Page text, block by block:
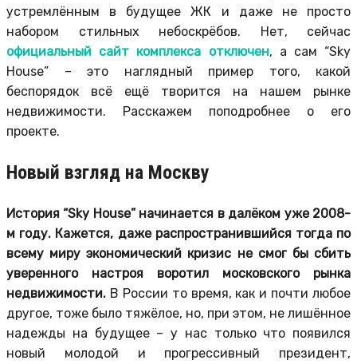
устремлённым в будущее ЖК и даже не просто
набором стильных небоскрёбов. Нет, сейчас
официальный сайт комплекса отключен, а сам “Sky
House” – это наглядный пример того, какой
беспорядок всё ещё творится на нашем рынке
недвижимости. Расскажем поподробнее о его
проекте.
Новый взгляд на Москву
История “Sky House” начинается в далёком уже 2008-
м году. Кажется, даже распространившийся тогда по
всему миру экономический кризис не смог бы сбить
уверенного настроя воротил московского рынка
недвижимости. В России то время, как и почти любое
другое, тоже было тяжёлое, но, при этом, не лишённое
надежды на будущее – у нас только что появился
новый молодой и прогрессивный президент,